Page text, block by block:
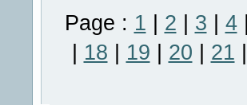
Page : 1 2 3 4|
18 19 20 21